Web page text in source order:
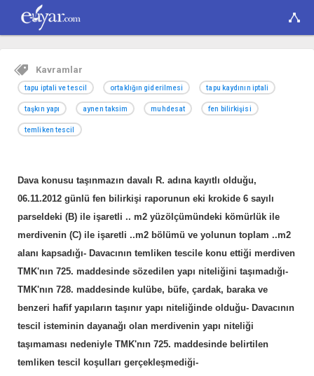
Kavramlar
tapu iptali ve tescil ortaklığın giderilmesi tapu kaydının iptali
taşkın yapı aynen taksim muhdesat fen bilirkişisi
temliken tescil
Dava konusu taşınmazın davalı R. adına kayıtlı olduğu,
06.11.2012 günlü fen bilirkişi raporunun eki krokide 6 sayılı
parseldeki (B) ile işaretli .. m2 yüzölçümündeki kömürlük ile
merdivenin (C) ile işaretli ..m2 bölümü ve yolunun toplam ..m2
alanı kapsadığı- Davacının temliken tescile konu ettiği merdiven
TMK'nın 725. maddesinde sözedilen yapı niteliğini taşımadığı-
TMK'nın 728. maddesinde kulübe, büfe, çardak, baraka ve
benzeri hafif yapıların taşınır yapı niteliğinde olduğu- Davacının
tescil isteminin dayanağı olan merdivenin yapı niteliği
taşımaması nedeniyle TMK'nın 725. maddesinde belirtilen
temliken tescil koşulları gerçekleşmediği-